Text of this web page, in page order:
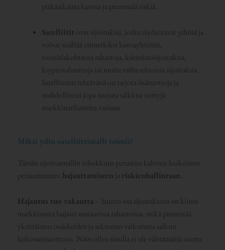
pitkäaikaista kasvua ja pienentää riskiä.
Satelliitit ovat sijoituksia, jotka täydentävät ydintä ja
voivat sisältää esimerkiksi kasvuyhtiöitä,
toimialakohtaisia rahastoja, kiinteistösijoituksia,
kryptovaluuttoja tai muita vaihtoehtoisia sijoituksia.
Satelliittien tehtävänä on tarjota lisätuottoja ja
mahdollisesti jopa suojata salkkua tiettyjä
markkinatilanteita vastaan.
Miksi ydin-satelliittimalli toimii?
Tämän sijoitusmallin tehokkuus perustuu kahteen keskeiseen
periaatteeseen: hajauttamiseen ja riskienhallintaan.
Hajautus tuo vakautta – Suurin osa sijoituksista on kiinni
markkinoita laajasti seuraavissa rahastoissa, mikä pienentää
yksittäisten osakkeiden ja sektorien vaikutusta salkun
kokonaistuottoon. Näin ollen sinulla ei ole välttämättä suurta